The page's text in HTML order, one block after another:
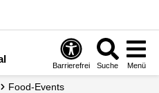
Barrierefrei Suche Menü
Food-Events